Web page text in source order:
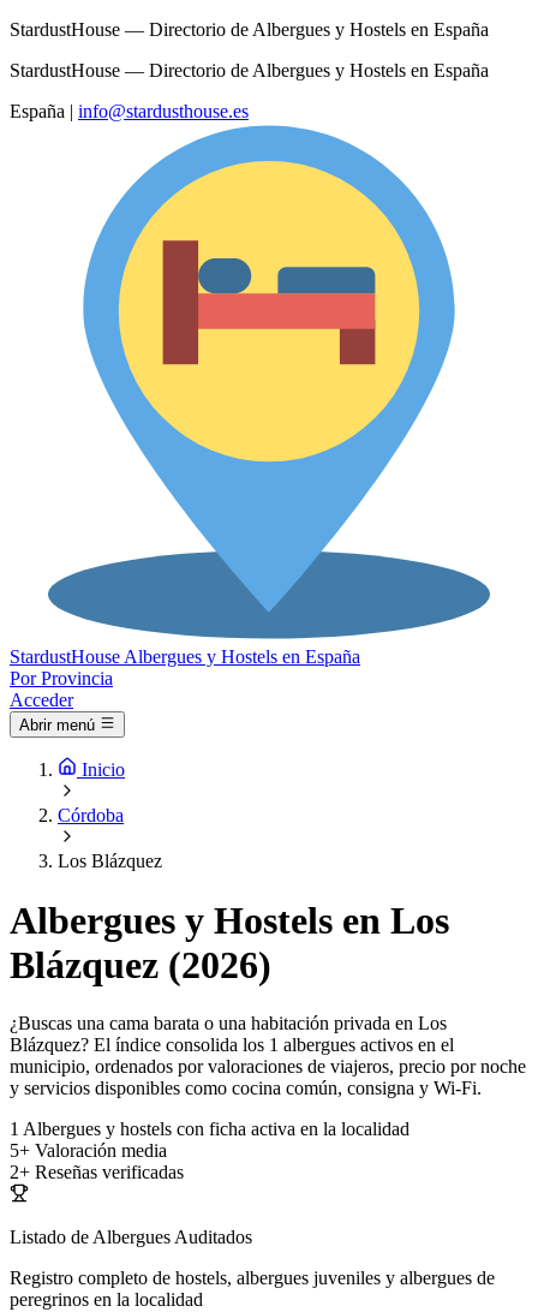
StardustHouse — Directorio de Albergues y Hostels en España
StardustHouse — Directorio de Albergues y Hostels en España
España | info@stardusthouse.es
StardustHouse Albergues y Hostels en España
Por Provincia
Acceder
Abrir menú
Inicio
Córdoba
Los Blázquez
Albergues y Hostels en Los
Blázquez (2026)
¿Buscas una cama barata o una habitación privada en Los
Blázquez? El índice consolida los 1 albergues activos en el
municipio, ordenados por valoraciones de viajeros, precio por noche
y servicios disponibles como cocina común, consigna y Wi-Fi.
1 Albergues y hostels con ficha activa en la localidad
5+ Valoración media
2+ Reseñas verificadas
Listado de Albergues Auditados
Registro completo de hostels, albergues juveniles y albergues de
peregrinos en la localidad